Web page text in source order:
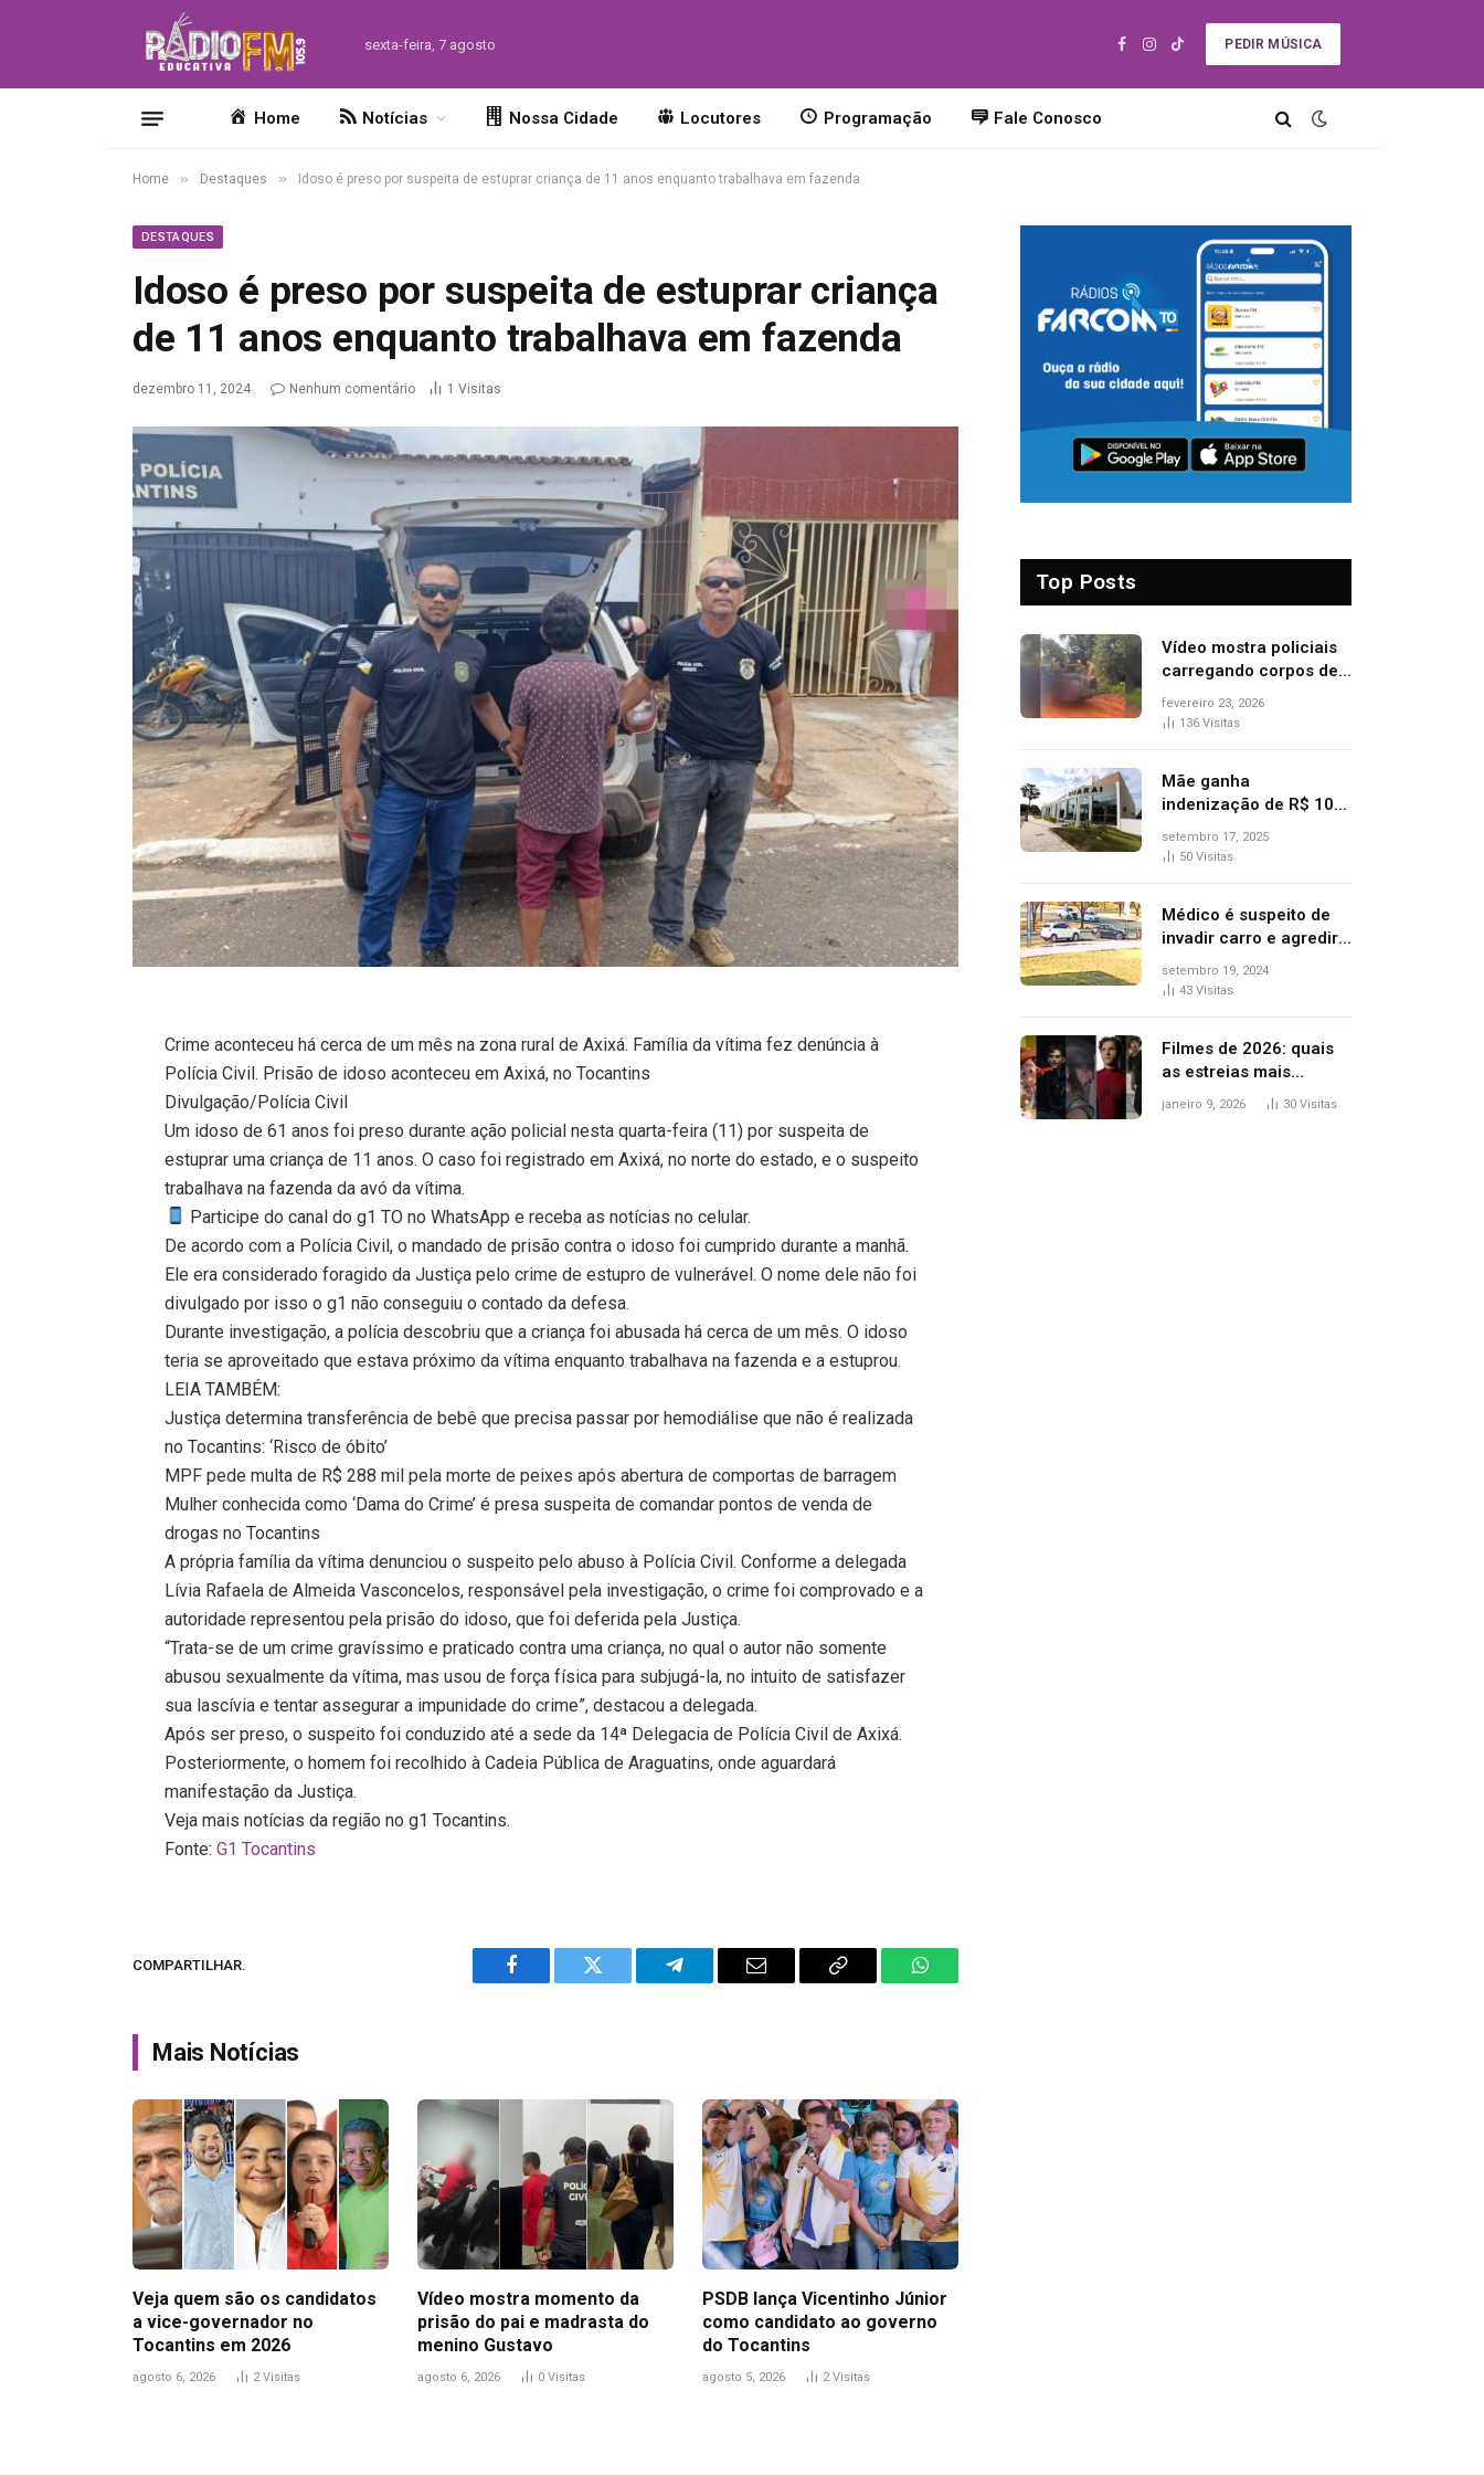
sexta-feira, 7 agosto
Facebook
Instagram
TikTok
PEDIR MÚSICA
Home Notícias Nossa Cidade Locutores Programação Fale Conosco
Home » Destaques » Idoso é preso por suspeita de estuprar criança de 11 anos enquanto trabalhava em fazenda
DESTAQUES
Idoso é preso por suspeita de estuprar criança
de 11 anos enquanto trabalhava em fazenda
dezembro 11, 2024 Nenhum comentário 1 Visitas
Crime aconteceu há cerca de um mês na zona rural de Axixá. Família da vítima fez denúncia à
Polícia Civil. Prisão de idoso aconteceu em Axixá, no Tocantins
Divulgação/Polícia Civil
Um idoso de 61 anos foi preso durante ação policial nesta quarta-feira (11) por suspeita de
estuprar uma criança de 11 anos. O caso foi registrado em Axixá, no norte do estado, e o suspeito
trabalhava na fazenda da avó da vítima.
Participe do canal do g1 TO no WhatsApp e receba as notícias no celular.
De acordo com a Polícia Civil, o mandado de prisão contra o idoso foi cumprido durante a manhã.
Ele era considerado foragido da Justiça pelo crime de estupro de vulnerável. O nome dele não foi
divulgado por isso o g1 não conseguiu o contado da defesa.
Durante investigação, a polícia descobriu que a criança foi abusada há cerca de um mês. O idoso
teria se aproveitado que estava próximo da vítima enquanto trabalhava na fazenda e a estuprou.
LEIA TAMBÉM:
Justiça determina transferência de bebê que precisa passar por hemodiálise que não é realizada
no Tocantins: ‘Risco de óbito’
MPF pede multa de R$ 288 mil pela morte de peixes após abertura de comportas de barragem
Mulher conhecida como ‘Dama do Crime’ é presa suspeita de comandar pontos de venda de
drogas no Tocantins
A própria família da vítima denunciou o suspeito pelo abuso à Polícia Civil. Conforme a delegada
Lívia Rafaela de Almeida Vasconcelos, responsável pela investigação, o crime foi comprovado e a
autoridade representou pela prisão do idoso, que foi deferida pela Justiça.
“Trata-se de um crime gravíssimo e praticado contra uma criança, no qual o autor não somente
abusou sexualmente da vítima, mas usou de força física para subjugá-la, no intuito de satisfazer
sua lascívia e tentar assegurar a impunidade do crime”, destacou a delegada.
Após ser preso, o suspeito foi conduzido até a sede da 14ª Delegacia de Polícia Civil de Axixá.
Posteriormente, o homem foi recolhido à Cadeia Pública de Araguatins, onde aguardará
manifestação da Justiça.
Veja mais notícias da região no g1 Tocantins.
Fonte:G1 Tocantins
COMPARTILHAR.
Facebook Twitter Telegram Email
Copy
WhatsApp
Mais Notícias
Veja quem são os candidatos
a vice-governador no
Tocantins em 2026
agosto 6, 2026 2Visitas
Vídeo mostra momento da
prisão do pai e madrasta do
menino Gustavo
agosto 6, 2026 0 Visitas
PSDB lança Vicentinho Júnior
como candidato ao governo
do Tocantins
agosto 5, 2026 2Visitas
Top Posts
Vídeo mostra policiais
carregando corpos de
suspeitos mortos em
confronto dentro de
fevereiro 23, 2026
136 Visitas
Mãe ganha
indenização de R$ 10
mil após comprar doce
‘zero lactose’ e filha ter
setembro 17, 2025
50 Visitas
Médico é suspeito de
invadir carro e agredir
delegado aposentado
durante confusão no
setembro 19, 2024
43 Visitas
Filmes de 2026: quais
as estreias mais
aguardadas do ano?
janeiro 9, 2026 30 Visitas